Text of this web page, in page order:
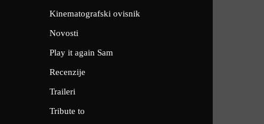
Kinematografski ovisnik
Novosti
Play it again Sam
Recenzije
Traileri
Tribute to